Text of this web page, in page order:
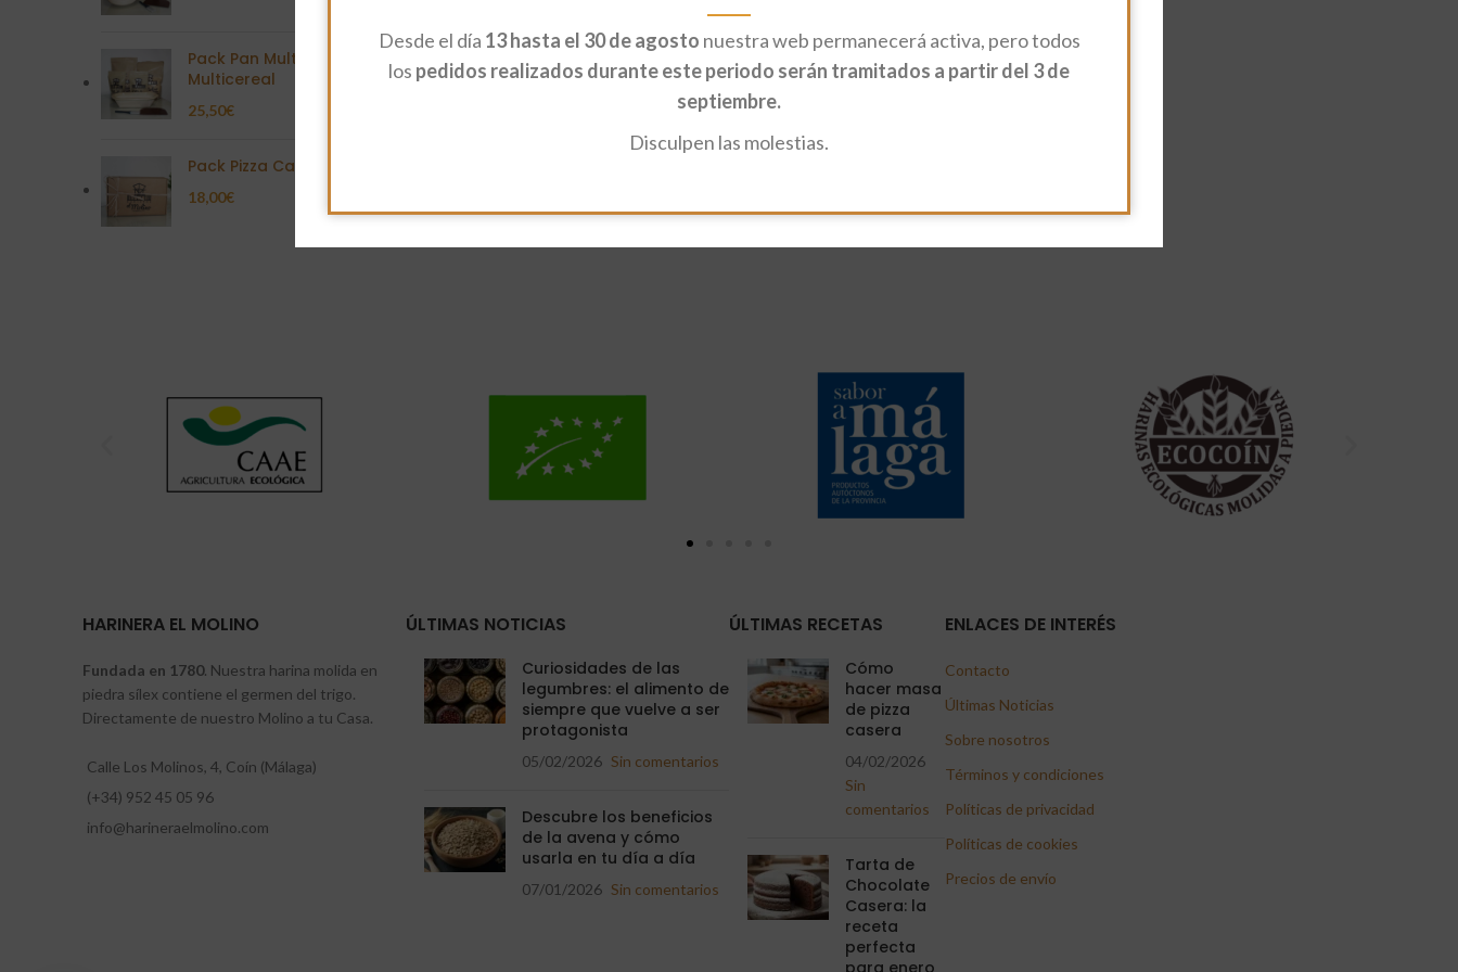
Desde el día 13 hasta el 30 de agosto nuestra web permanecerá activa, pero todos
los pedidos realizados durante este periodo serán tramitados a partir del 3 de
septiembre.
Disculpen las molestias.
Pack Pan Multisemilla
Multicereal
25,50€
Pack Pizza Casera
18,00€
HARINERA EL MOLINO
Fundada en 1780. Nuestra harina molida en
piedra sílex contiene el germen del trigo.
Directamente de nuestro Molino a tu Casa.
Calle Los Molinos, 4, Coín (Málaga)
(+34) 952 45 05 96
info@harineraelmolino.com
ÚLTIMAS NOTICIAS
Curiosidades de las
legumbres: el alimento de
siempre que vuelve a ser
protagonista
05/02/2026 Sin comentarios
Descubre los beneficios
de la avena y cómo
usarla en tu día a día
07/01/2026 Sin comentarios
ÚLTIMAS RECETAS
Cómo
hacer masa
de pizza
casera
04/02/2026
Sin
comentarios
Tarta de
Chocolate
Casera: la
receta
perfecta
para enero
ENLACES DE INTERÉS
Contacto
Últimas Noticias
Sobre nosotros
Términos y condiciones
Políticas de privacidad
Políticas de cookies
Precios de envío